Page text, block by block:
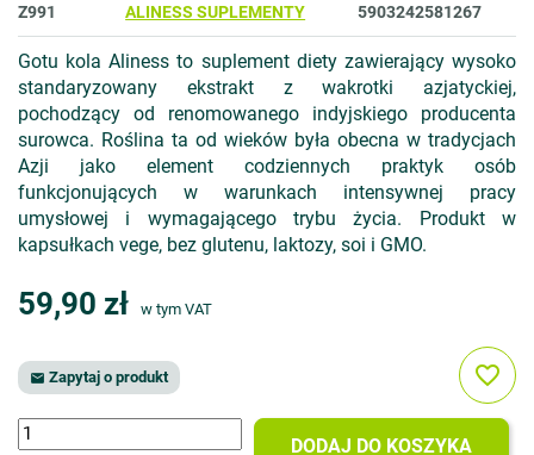
Z991
ALINESS SUPLEMENTY
5903242581267
Gotu kola Aliness to suplement diety zawierający wysoko
standaryzowany ekstrakt z wakrotki azjatyckiej,
pochodzący od renomowanego indyjskiego producenta
surowca. Roślina ta od wieków była obecna w tradycjach
Azji jako element codziennych praktyk osób
funkcjonujących w warunkach intensywnej pracy
umysłowej i wymagającego trybu życia. Produkt w
kapsułkach vege, bez glutenu, laktozy, soi i GMO.
59,90 zł w tym VAT
 Zapytaj o produkt
DODAJ DO KOSZYKA
favorite_border